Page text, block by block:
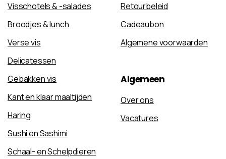
Visschotels & -salades
Broodjes & lunch
Verse vis
Delicatessen
Gebakken vis
Kant en klaar maaltijden
Haring
Sushi en Sashimi
Schaal- en Schelpdieren
Retourbeleid
Cadeaubon
Algemene voorwaarden
Algemeen
Over ons
Vacatures